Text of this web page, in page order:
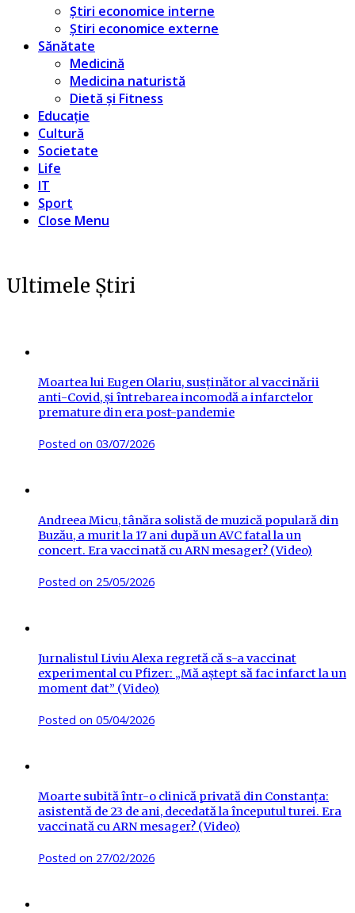
Știri economice interne
Știri economice externe
Sănătate
Medicină
Medicina naturistă
Dietă și Fitness
Educație
Cultură
Societate
Life
IT
Sport
Close Menu
Ultimele Știri
Moartea lui Eugen Olariu, susținător al vaccinării
anti-Covid, și întrebarea incomodă a infarctelor
premature din era post-pandemie
Posted on 03/07/2026
Andreea Micu, tânăra solistă de muzică populară din
Buzău, a murit la 17 ani după un AVC fatal la un
concert. Era vaccinată cu ARN mesager? (Video)
Posted on 25/05/2026
Jurnalistul Liviu Alexa regretă că s-a vaccinat
experimental cu Pfizer: „Mă aștept să fac infarct la un
moment dat” (Video)
Posted on 05/04/2026
Moarte subită într-o clinică privată din Constanța:
asistentă de 23 de ani, decedată la începutul turei. Era
vaccinată cu ARN mesager? (Video)
Posted on 27/02/2026